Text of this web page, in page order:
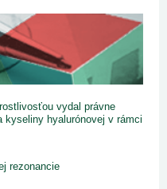
vydal právne
hyalurónovej v rámci
rezonancie